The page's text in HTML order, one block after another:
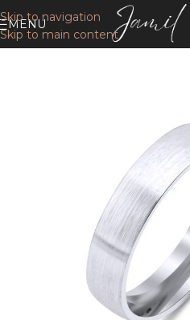
Skip to navigation
Skip to main content
MENU